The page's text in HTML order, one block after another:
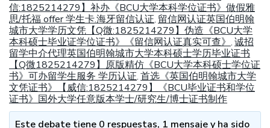
信:1825214279】补办《BCU大学本科学位证书》做假雅
思/托福 offer 学生卡.海牙留信认证, 留信网认证英国伯明翰
城市大学学历文凭【Q微:1825214279】伪造《BCU大学
本科硕士毕业证学位证书》《留信网认证真实可查》
, 诚招
留学中介代理英国伯明翰城市大学本科硕士学历毕业证书
【Q微1825214279】原版精仿《BCU大学本科硕士学位证
书》可办留学生服务 学历认证, 首选《英国伯明翰城市大学
文凭证书》【威信:1825214279】《BCU毕业证书和学位
证书》国外大学任意版本学士/研究生/博士证书制作
Este debate tiene 0 respuestas, 1 mensaje y ha sido